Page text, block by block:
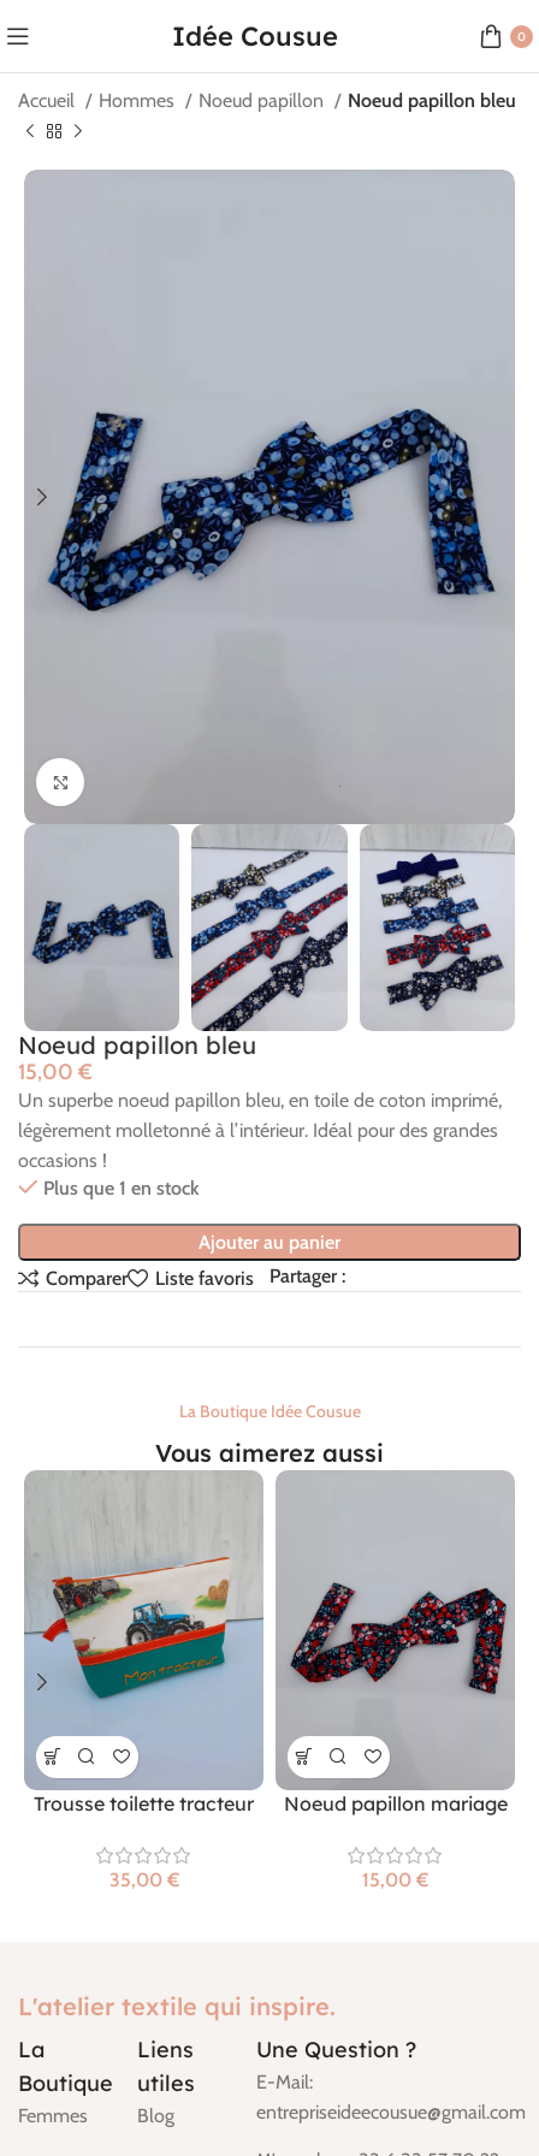
Idée Cousue 0
Accueil Hommes Noeud papillon Noeud papillon bleu
Noeud papillon bleu
€
Un superbe noeud papillon bleu, en toile de coton imprimé,
légèrement molletonné à l’intérieur. Idéal pour des grandes
occasions !
Plus que 1 en stock
Ajouter au panier
Comparer
Liste favoris Partager :
La Boutique Idée Cousue
Vous aimerez aussi
Trousse toilette tracteur
€
Noeud papillon mariage
€
L'atelier textile qui inspire.
La
Boutique
Femmes
Liens
utiles
Blog
Une Question ?
E-Mail:
entrepriseideecousue@gmail.com